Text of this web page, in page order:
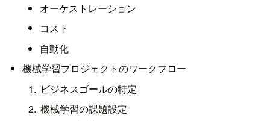
オーケストレーション
コスト
自動化
機械学習プロジェクトのワークフロー
ビジネスゴールの特定
機械学習の課題設定